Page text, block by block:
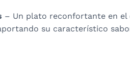
– Un plato reconfortante en el
su característico